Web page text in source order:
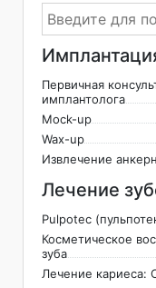
Первичная
имплантолога
Mock-up
Wax-up
Извлечение
Лечение
Pulpotec
Косметическое
зуба
Лечение кариеса: